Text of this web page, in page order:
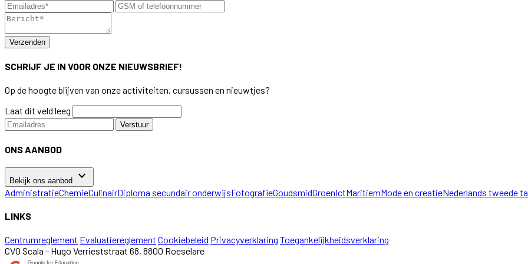
Verzenden
SCHRIJF JE IN VOOR ONZE NIEUWSBRIEF!
Op de hoogte blijven van onze activiteiten, cursussen en nieuwtjes?
Laat dit veld leeg
Verstuur
ONS AANBOD
Bekijk ons aanbod keyboard_arrow_down
AdministratieChemieCulinairDiploma secundair onderwijsFotografieGoudsmidGroenIctMaritiemMode en creatieNederlands tweede
LINKS
Centrumreglement Evaluatiereglement Cookiebeleid Privacyverklaring Toegankelijkheidsverklaring
CVO Scala - Hugo Verrieststraat 68, 8800 Roeselare